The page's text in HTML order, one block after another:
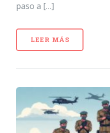
paso a […]
LEER MÁS